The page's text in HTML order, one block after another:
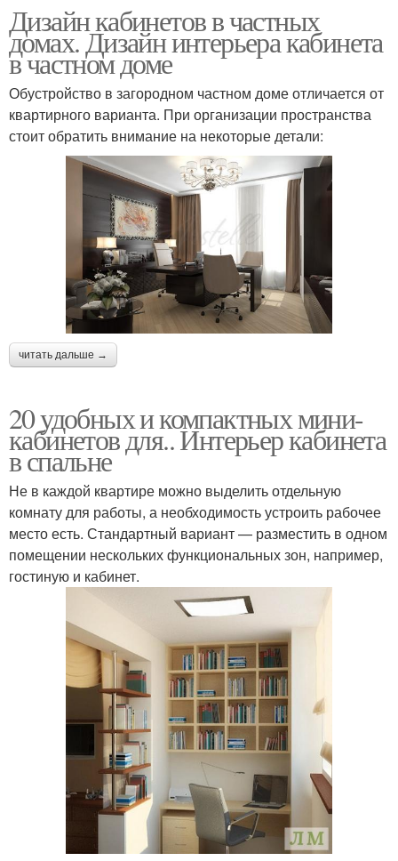
Дизайн кабинетов в частных
домах. Дизайн интерьера кабинета
в частном доме
Обустройство в загородном частном доме отличается от
квартирного варианта. При организации пространства
стоит обратить внимание на некоторые детали:
читать дальше →
20 удобных и компактных мини-
кабинетов для.. Интерьер кабинета
в спальне
Не в каждой квартире можно выделить отдельную
комнату для работы, а необходимость устроить рабочее
место есть. Стандартный вариант — разместить в одном
помещении нескольких функциональных зон, например,
гостиную и кабинет.